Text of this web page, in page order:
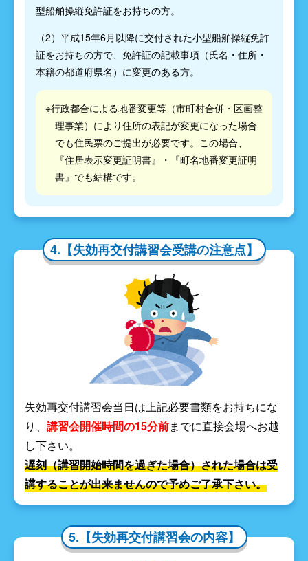
型船舶操縦免許証をお持ちの方。
（2）平成15年6月以降に交付された小型船舶操縦免許
証をお持ちの方で、免許証の記載事項（氏名・住所・
本籍の都道府県名）に変更のある方。
※行政都合による地番変更等（市町村合併・区画整
理事業）により住所の表記が変更になった場合
でも住民票のご提出が必要です。この場合、
『住居表示変更証明書』・『町名地番変更証明
書』でも結構です。
4.【失効再交付講習会受講の注意点】
失効再交付講習会当日は上記必要書類をお持ちにな
り、 講習会開催時間の15分前までに直接会場へお越
し下さい。
遅刻（講習開始時間を過ぎた場合）された場合は受
講することが出来ませんので予めご了承下さい。
5.【失効再交付講習会の内容】